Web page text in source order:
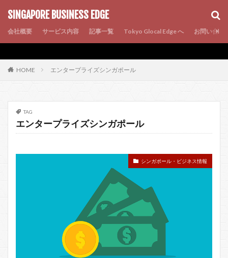
SINGAPORE BUSINESS EDGE
会社概要 サービス内容 記事一覧 Tokyo Glocal Edge へ お問い合わ
HOME エンタープライズシンガポール
TAG
エンタープライズシンガポール
シンガポール・ビジネス情報
AMP SEO PWA